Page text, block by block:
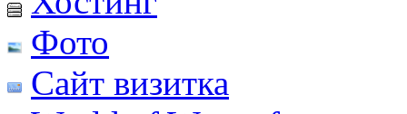
Фото
Сайт визитка